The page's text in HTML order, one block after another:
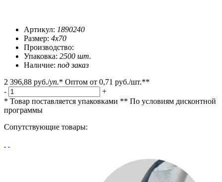
Артикул: 1890240
Размер: 4х70
Производство:
Упаковка: 2500 шт.
Наличие: под заказ
2 396,88 руб./уп.* Оптом от 0,71 руб./шт.**
-
+
* Товар поставляется упаковками ** По условиям дисконтной
программы
Сопутствующие товары: